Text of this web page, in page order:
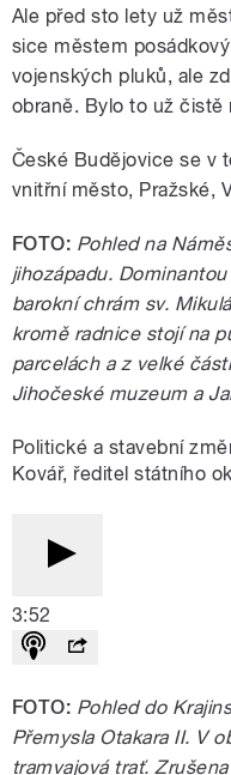
Ale před sto lety už
sice městem
vojenských pluků, ale
obraně. Bylo to už čistě
České Budějovice se v
vnitřní město, Pražské,
FOTO: Pohled na
jihozápadu.
barokní chrám sv.
kromě radnice stojí na
parcelách a z velké
Jihočeské muzeum a
Politické a stavební
Kovář, ředitel státního
3:52
FOTO: Pohled do
Přemysla Otakara II. V
tramvajová trať.